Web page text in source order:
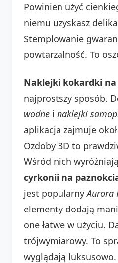
Powinien użyć
niemu uzyskasz
Stemplowanie
powtarzalność. To
Naklejki kokardki na
najprostszy sposób.
wodne i naklejki
aplikacja zajmuje
Ozdoby 3D to
Wśród nich
cyrkonii na
jest popularnyAurora
elementy dodają
one łatwe w użyciu.
trójwymiarowy. To
wyglądają